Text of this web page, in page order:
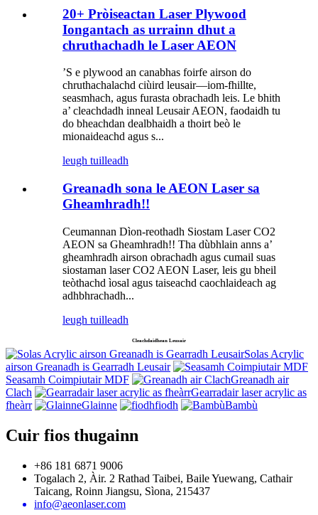
20+ Pròiseactan Laser Plywood
Iongantach as urrainn dhut a
chruthachadh le Laser AEON
’S e plywood an canabhas foirfe airson do
chruthachalachd ciùird leusair—iom-fhillte,
seasmhach, agus furasta obrachadh leis. Le bhith
a’ cleachdadh inneal Leusair AEON, faodaidh tu
do bheachdan dealbhaidh a thoirt beò le
mionaideachd agus s...
leugh tuilleadh
Greanadh sona le AEON Laser sa
Gheamhradh!!
Ceumannan Dìon-reothadh Siostam Laser CO2
AEON sa Gheamhradh!! Tha dùbhlain anns a’
gheamhradh airson obrachadh agus cumail suas
siostaman laser CO2 AEON Laser, leis gu bheil
teòthachd ìosal agus taiseachd caochlaideach ag
adhbhrachadh...
leugh tuilleadh
Cleachdaidhean Leusair
Solas Acrylic
airson Greanadh is Gearradh Leusair
Seasamh Coimpiutair MDF
Greanadh air
Clach
Gearradair laser acrylic as
fheàrr
Glainne fiodh Bambù
Cuir fios thugainn
+86 181 6871 9006
Togalach 2, Àir. 2 Rathad Taibei, Baile Yuewang, Cathair
Taicang, Roinn Jiangsu, Sìona, 215437
info@aeonlaser.com